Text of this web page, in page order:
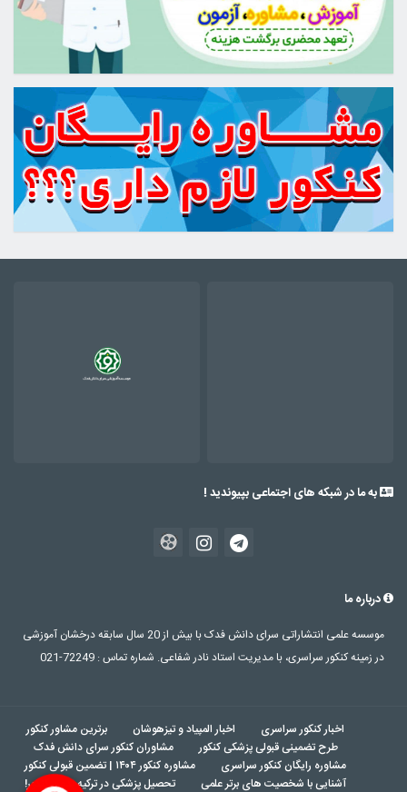
به ما در شبکه های اجتماعی بپیوندید !
درباره ما
موسسه علمی انتشاراتی سرای دانش فدک با بیش از 20 سال سابقه درخشان آموزشی
در زمینه کنکور سراسری، با مدیریت استاد نادر شفاعی. شماره تماس : 72249-021
اخبار کنکور سراسری اخبار المپیاد و تیزهوشان
برترین مشاور کنکور
طرح تضمینی قبولی پزشکی کنکور
مشاوران کنکور سرای دانش فدک
مشاوره رایگان کنکور سراسری
مشاوره کنکور ۱۴۰۴ | تضمین قبولی کنکور
آشنایی با شخصیت های برتر علمی
تحصیل پزشکی در ترکیه بدون کنکور!